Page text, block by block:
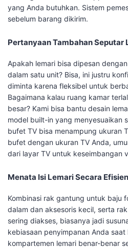
yang Anda butuhkan. Sistem
sebelum barang dikirim.
Pertanyaan Tambahan Seputar
Apakah lemari bisa dipesan
dalam satu unit? Bisa, ini justru
diminta karena fleksibel untuk
Bagaimana kalau ruang kamar
besar? Kami bisa bantu desain
model built-in yang menyesuaikan
bufet TV bisa menampung ukuran
bufet dengan ukuran TV Anda,
dari layar TV untuk keseimbangan
Menata Isi Lemari Secara Efisien
Kombinasi rak gantung untuk baju
dalam dan aksesoris kecil, serta
sering diakses, biasanya jadi
kebiasaan penyimpanan Anda
kompartemen lemari benar-benar